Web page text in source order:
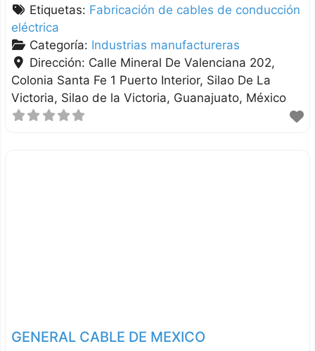
Etiquetas: Fabricación de cables de conducción
eléctrica
Categoría: Industrias manufactureras
Dirección: Calle Mineral De Valenciana 202,
Colonia Santa Fe 1 Puerto Interior, Silao De La
Victoria Silao de la Victoria Guanajuato México
GENERAL CABLE DE MEXICO